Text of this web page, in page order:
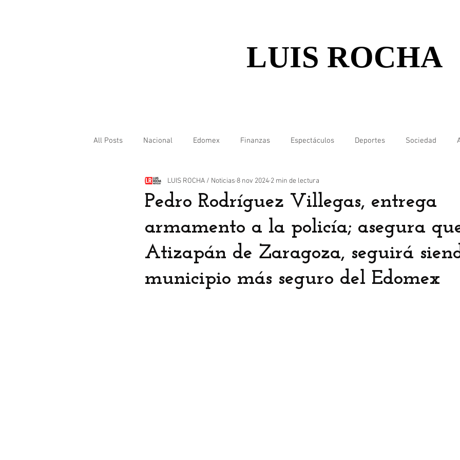
LUIS ROCHA
All Posts Nacional Edomex Finanzas Espectáculos Deportes Sociedad
Internacional
Pedro Rodríguez Villegas, entrega
armamento a la policía; asegura
Atizapán de Zaragoza, seguirá
municipio más seguro del Edomex
LUIS ROCHA / Noticias 8 nov 2024 2 min de lectura